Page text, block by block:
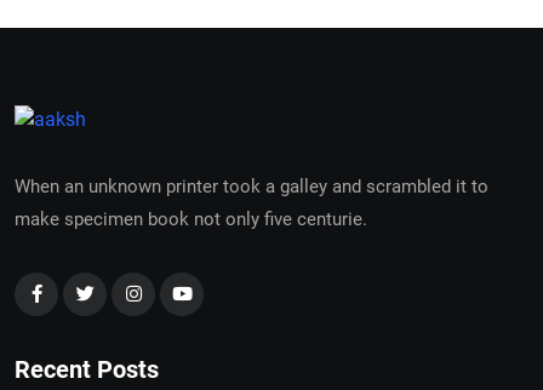
When an unknown printer took a galley and scrambled it to
make specimen book not only five centurie.
Recent Posts